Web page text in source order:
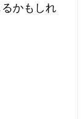
かもしれ